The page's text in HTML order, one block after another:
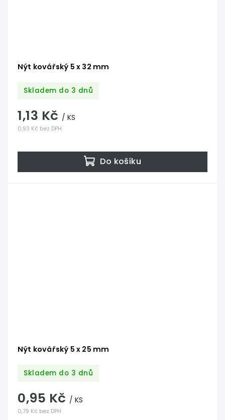
Nýt kovářský 5 x 32 mm
Skladem do 3 dnů
0,93 Kč bez DPH
1,13 Kč / KS
Do košíku
Nýt kovářský 5 x 25 mm
Skladem do 3 dnů
0,79 Kč bez DPH
0,95 Kč / KS